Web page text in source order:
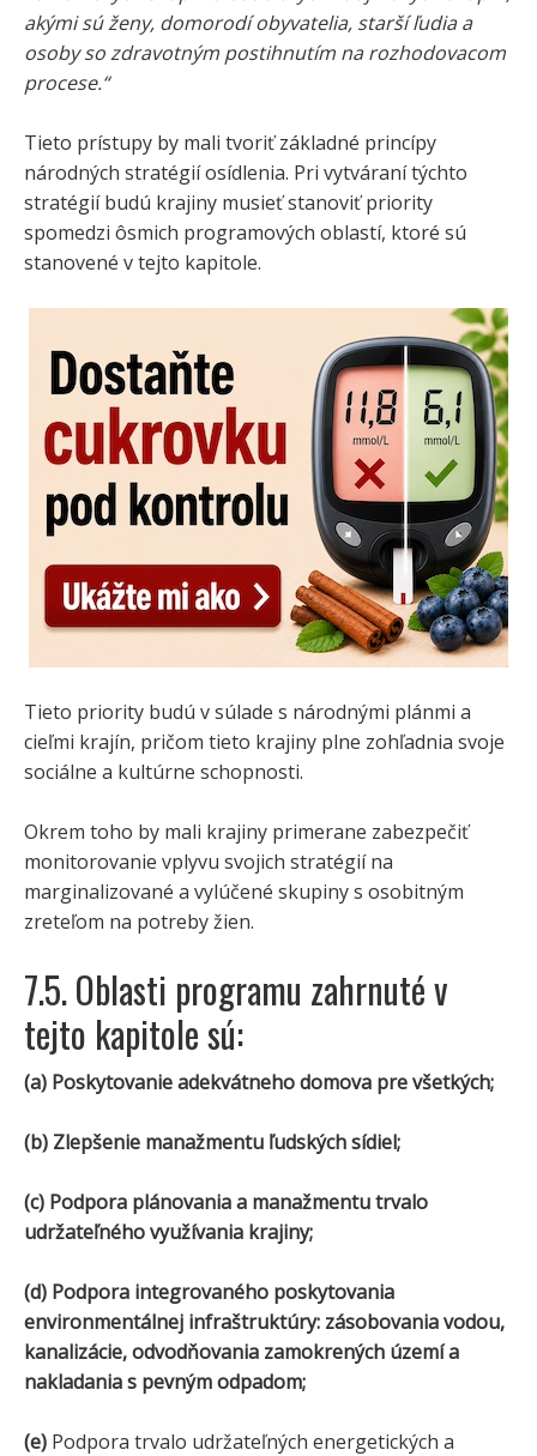
akými sú ženy, domorodí obyvatelia, starší ľudia a
osoby so zdravotným postihnutím na rozhodovacom
procese.“
Tieto prístupy by mali tvoriť základné princípy
národných stratégií osídlenia. Pri vytváraní týchto
stratégií budú krajiny musieť stanoviť priority
spomedzi ôsmich programových oblastí, ktoré sú
stanovené v tejto kapitole.
Tieto priority budú v súlade s národnými plánmi a
cieľmi krajín, pričom tieto krajiny plne zohľadnia svoje
sociálne a kultúrne schopnosti.
Okrem toho by mali krajiny primerane zabezpečiť
monitorovanie vplyvu svojich stratégií na
marginalizované a vylúčené skupiny s osobitným
zreteľom na potreby žien.
7.5. Oblasti programu zahrnuté v
tejto kapitole sú:
(a) Poskytovanie adekvátneho domova pre všetkých;
(b) Zlepšenie manažmentu ľudských sídiel;
(c) Podpora plánovania a manažmentu trvalo
udržateľného využívania krajiny;
(d) Podpora integrovaného poskytovania
environmentálnej infraštruktúry: zásobovania vodou,
kanalizácie, odvodňovania zamokrených území a
nakladania s pevným odpadom;
(e) Podpora trvalo udržateľných energetických a